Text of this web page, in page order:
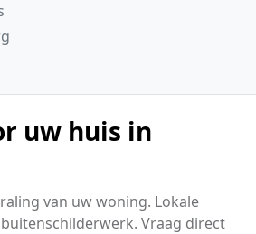
uw huis in
van uw woning. Lokale
Vraag direct